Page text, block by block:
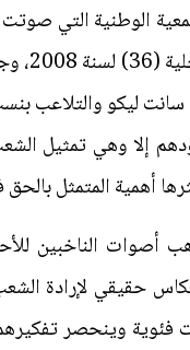
على
إلا وهي تمثيل
المتمثل بالحق
أصوات الناخبين
حقيقي لإرادة
وينحصر